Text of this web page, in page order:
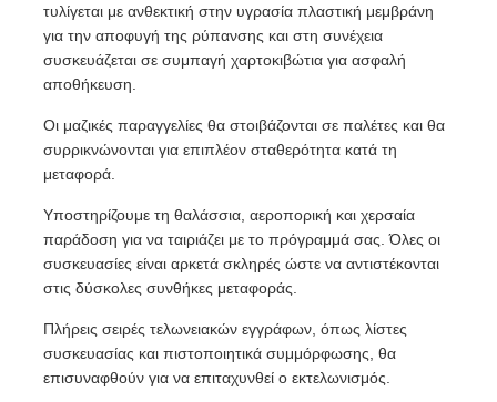
τυλίγεται με ανθεκτική στην υγρασία πλαστική μεμβράνη
για την αποφυγή της ρύπανσης και στη συνέχεια
συσκευάζεται σε συμπαγή χαρτοκιβώτια για ασφαλή
αποθήκευση.
Οι μαζικές παραγγελίες θα στοιβάζονται σε παλέτες και θα
συρρικνώνονται για επιπλέον σταθερότητα κατά τη
μεταφορά.
Υποστηρίζουμε τη θαλάσσια, αεροπορική και χερσαία
παράδοση για να ταιριάζει με το πρόγραμμά σας. Όλες οι
συσκευασίες είναι αρκετά σκληρές ώστε να αντιστέκονται
στις δύσκολες συνθήκες μεταφοράς.
Πλήρεις σειρές τελωνειακών εγγράφων, όπως λίστες
συσκευασίας και πιστοποιητικά συμμόρφωσης, θα
επισυναφθούν για να επιταχυνθεί ο εκτελωνισμός.